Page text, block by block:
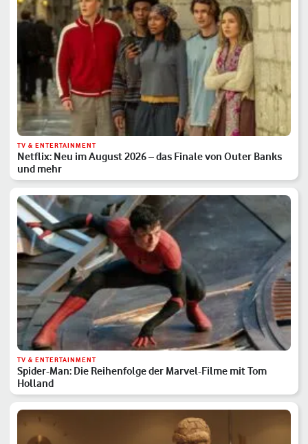
TV & ENTERTAINMENT
Netflix: Neu im August 2026 – das Finale von Outer Banks
und mehr
TV & ENTERTAINMENT
Spider-Man: Die Reihenfolge der Marvel-Filme mit Tom
Holland